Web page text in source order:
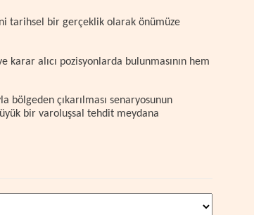
tarihsel bir gerçeklik olarak önümüze
karar alıcı pozisyonlarda bulunmasının hem
bölgeden çıkarılması senaryosunun
bir varoluşsal tehdit meydana